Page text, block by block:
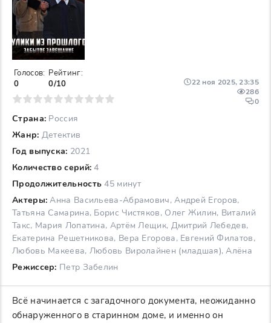
Страна: Россия
Жанр: Детектив
Год выпуска: 2021
Количество серий: 4
Продолжительность 45 минут
Актеры: Анна Васильева-Абрамович, Андрей Егоров,
Татьяна Самарина, Борис Чистяков, Олег Жилин, Виталий
Такс, Мария Лопатина, Артём Лещик, Дмитрий Лебедев,
Екатерина Решетникова, Вера Егорова, Евгений Филатов,
Любовь Макеева, Любовь Виролайнен (младшая), Алёна
Режиссер: Петр Забелин
22 ноя 2025, 23:35
286
0
Голосов:
0
Рейтинг:
0/10
7 8 9 10
Всё начинается с загадочного документа, неожиданно
обнаруженного в старинном доме, и именно он